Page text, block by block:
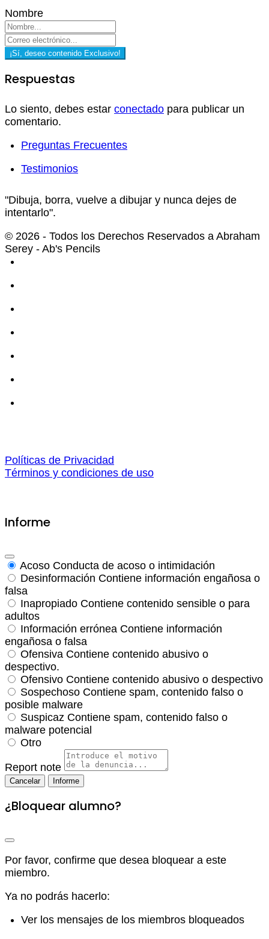
Nombre
¡Sí, deseo contenido Exclusivo!
Respuestas
Lo siento, debes estar conectado para publicar un
comentario.
Preguntas Frecuentes
Testimonios
"Dibuja, borra, vuelve a dibujar y nunca dejes de
intentarlo".
© 2026 - Todos los Derechos Reservados a Abraham
Serey - Ab's Pencils
Políticas de Privacidad
Términos y condiciones de uso
Informe
Acoso Conducta de acoso o intimidación
Desinformación Contiene información engañosa o
falsa
Inapropiado Contiene contenido sensible o para
adultos
Información errónea Contiene información
engañosa o falsa
Ofensiva Contiene contenido abusivo o
despectivo.
Ofensivo Contiene contenido abusivo o despectivo
Sospechoso Contiene spam, contenido falso o
posible malware
Suspicaz Contiene spam, contenido falso o
malware potencial
Otro
Report note
Informe
¿Bloquear alumno?
Por favor, confirme que desea bloquear a este
miembro.
Ya no podrás hacerlo:
Ver los mensajes de los miembros bloqueados